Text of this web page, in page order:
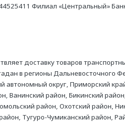
Филиал «Центральный»
доставку товаров
в регионы Дальневосточного
автономный округ, Приморский
Ванинский район, Бикинский
район, Охотский район,
Тугуро-Чумиканский район,